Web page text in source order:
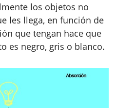
los objetos no
les llega, en función de
que tengan hace que
es negro, gris o blanco.